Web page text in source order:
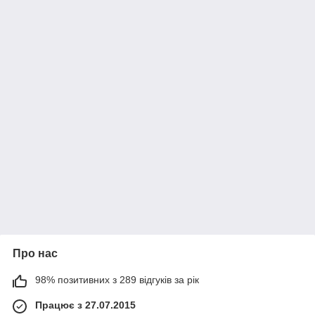
Про нас
98% позитивних з 289 відгуків за рік
Працює з 27.07.2015